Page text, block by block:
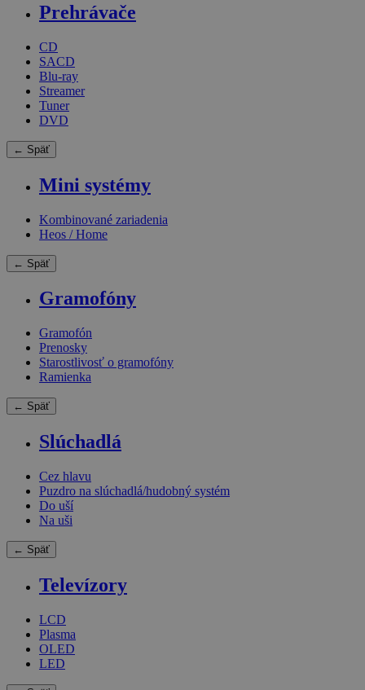
Prehrávače
CD
SACD
Blu-ray
Streamer
Tuner
DVD
← Späť
Mini systémy
Kombinované zariadenia
Heos / Home
← Späť
Gramofóny
Gramofón
Prenosky
Starostlivosť o gramofóny
Ramienka
← Späť
Slúchadlá
Cez hlavu
Puzdro na slúchadlá/hudobný systém
Do uší
Na uši
← Späť
Televízory
LCD
Plasma
OLED
LED